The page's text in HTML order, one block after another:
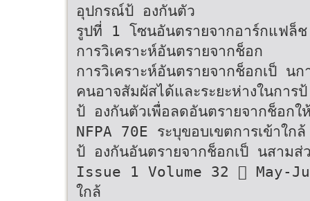
อุปกรณ์ป้ องกันตัว
รูปที่ 1 โซนอันตรายจากอาร์กแฟล็ช
การวิเคราะห์อันตรายจากช็อก
การวิเคราะห์อันตรายจากช็อกเป็ น
คนอาจสัมผัสได้และระยะห่างในกา
ป้ องกันตัวเพื่อลดอันตรายจากช็อกใ
NFPA 70E ระบุขอบเขตการเข้า
ป้ องกันอันตรายจากช็อกเป็ นสาม
Issue 1 Volume 32  May-
ใกล้